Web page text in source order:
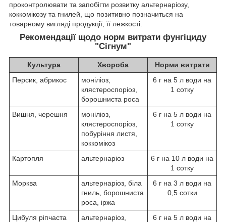
проконтролювати та запобігти розвитку альтернаріозу,
коккомікозу та гнилей, що позитивно позначиться на
товарному вигляді продукції, її лежкості.
Рекомендації щодо норм витрати фунгіциду
"Сігнум"
Культура Хвороба
Норми витрати
Персик, абрикос
моніліоз,
клястероспоріоз,
борошниста роса
6 г на 5 л води на
1 сотку
Вишня, черешня
моніліоз,
клястероспоріоз,
побуріння листя,
коккомікоз
6 г на 5 л води на
1 сотку
Картопля альтернаріоз
6 г на 10 л води на
1 сотку
Морква
альтернаріоз, біла
гниль, борошниста
роса, іржа
6 г на 3 л води на
0,5 сотки
Цибуля ріпчаста
альтернаріоз,
6 г на 5 л води на